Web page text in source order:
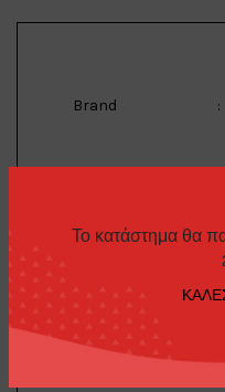
Το κατάστημα θα
Brand :
Description